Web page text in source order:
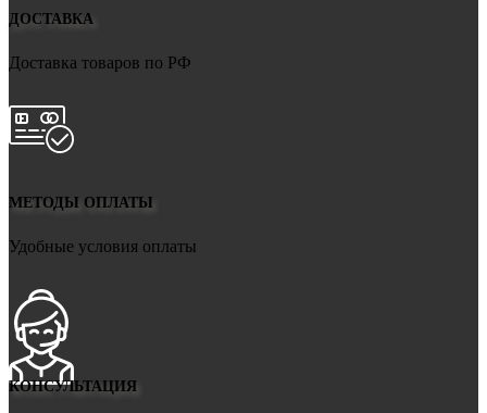
ДОСТАВКА
Доставка товаров по РФ
МЕТОДЫ ОПЛАТЫ
Удобные условия оплаты
КОНСУЛЬТАЦИЯ